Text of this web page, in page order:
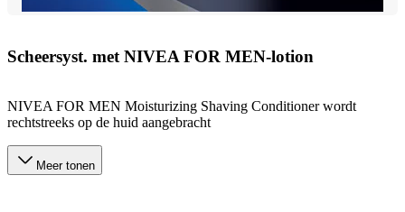
Scheersyst. met NIVEA FOR MEN-lotion
NIVEA FOR MEN Moisturizing Shaving Conditioner wordt
rechtstreeks op de huid aangebracht
Meer tonen